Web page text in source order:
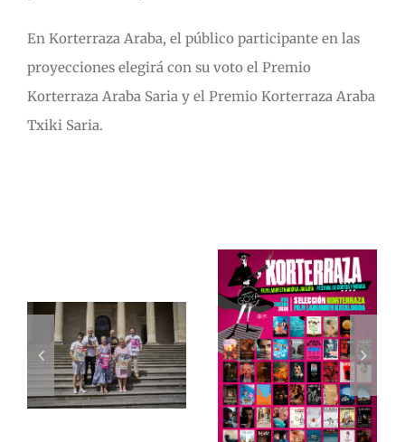
En Korterraza Araba, el público participante en las
proyecciones elegirá con su voto el Premio
Korterraza Araba Saria y el Premio Korterraza Araba
Txiki Saria.
Selección de
cortometrajes
Korterraza
2026
Pinta en
Familia